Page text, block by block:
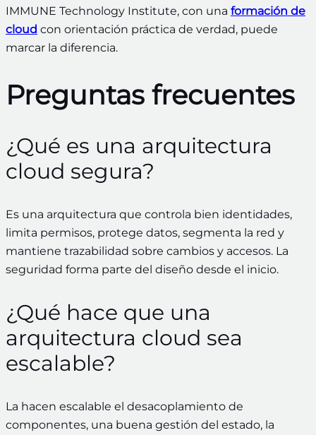
IMMUNE Technology Institute, con una formación de
cloud con orientación práctica de verdad, puede
marcar la diferencia.
Preguntas frecuentes
¿Qué es una arquitectura
cloud segura?
Es una arquitectura que controla bien identidades,
limita permisos, protege datos, segmenta la red y
mantiene trazabilidad sobre cambios y accesos. La
seguridad forma parte del diseño desde el inicio.
¿Qué hace que una
arquitectura cloud sea
escalable?
La hacen escalable el desacoplamiento de
componentes, una buena gestión del estado, la